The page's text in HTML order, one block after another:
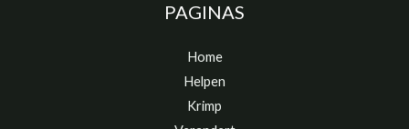
PAGINAS
Home
Helpen
Krimp